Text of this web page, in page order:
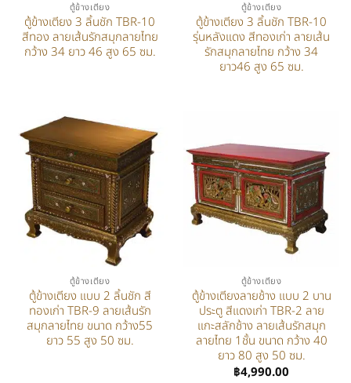
ตู้ข้างเตียง
ตู้ข้างเตียง 3 ลิ้นชัก TBR-10
สีทอง ลายเส้นรักสมุกลายไทย
กว้าง 34 ยาว 46 สูง 65 ซม.
ตู้ข้างเตียง
ตู้ข้างเตียง 3 ลิ้นชัก TBR-10
รุ่นหลังแดง สีทองเก่า ลายเส้น
รักสมุกลายไทย กว้าง 34
ยาว46 สูง 65 ซม.
ตู้ข้างเตียง
ตู้ข้างเตียง แบบ 2 ลิ้นชัก สี
ทองเก่า TBR-9 ลายเส้นรัก
สมุกลายไทย ขนาด กว้าง55
ยาว 55 สูง 50 ซม.
ตู้ข้างเตียง
ตู้ข้างเตียงลายช้าง แบบ 2 บาน
ประตู สีแดงเก่า TBR-2 ลาย
แกะสลักช้าง ลายเส้นรักสมุก
ลายไทย 1ชั้น ขนาด กว้าง 40
ยาว 80 สูง 50 ซม.
฿4,990.00